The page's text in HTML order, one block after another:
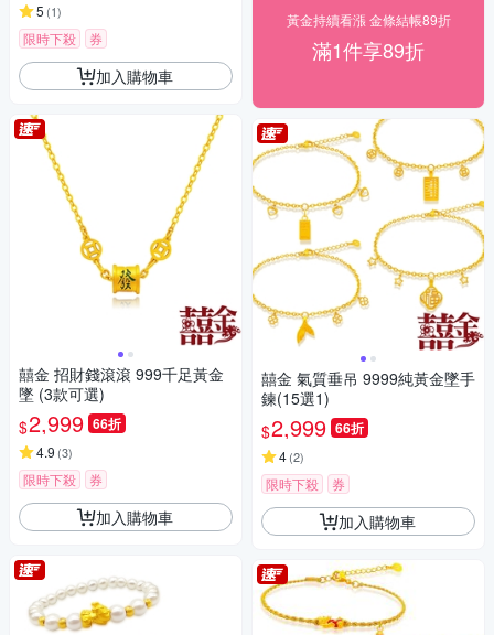
5 (1)
限時下殺 券
加入購物車
囍金 招財錢滾滾 999千足黃金
墜 (3款可選)
$2,999 66折
4.9 (3)
限時下殺 券
加入購物車
黃金持續看漲 金條結帳89折
滿1件享89折
囍金 氣質垂吊 9999純黃金墜手
鍊(15選1)
$2,999 66折
4(2)
限時下殺 券
加入購物車